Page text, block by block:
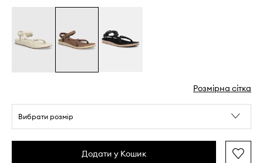
Розмірна сітка
Вибрати розмір
Додати у Кошик